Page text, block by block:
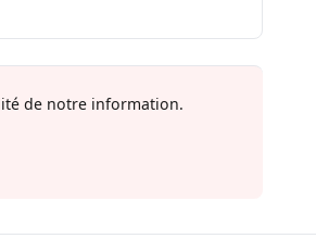
de notre information.